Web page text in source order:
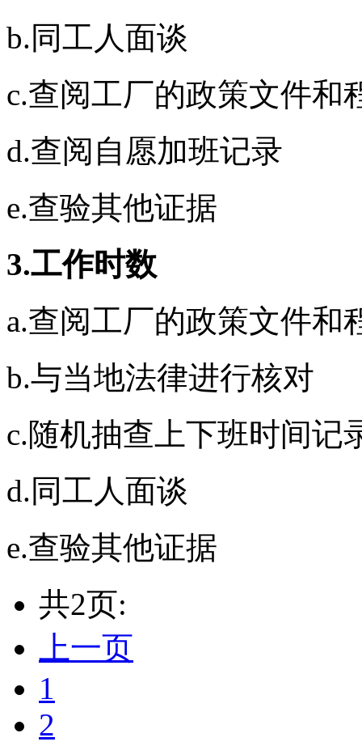
b.同工人面谈
c.查阅工厂的政策文件和
d.查阅自愿加班记录
e.查验其他证据
3.工作时数
a.查阅工厂的政策文件和
b.与当地法律进行核对
c.随机抽查上下班时间记
d.同工人面谈
e.查验其他证据
共2页:
上一页
1
2